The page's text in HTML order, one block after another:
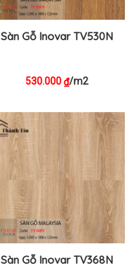
Sàn Gỗ Inovar TV530N
530.000₫/m2
Sàn Gỗ Inovar TV368N